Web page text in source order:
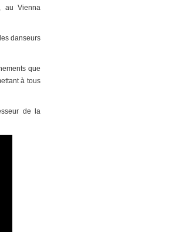
au Vienna
danseurs
que
à tous
de la